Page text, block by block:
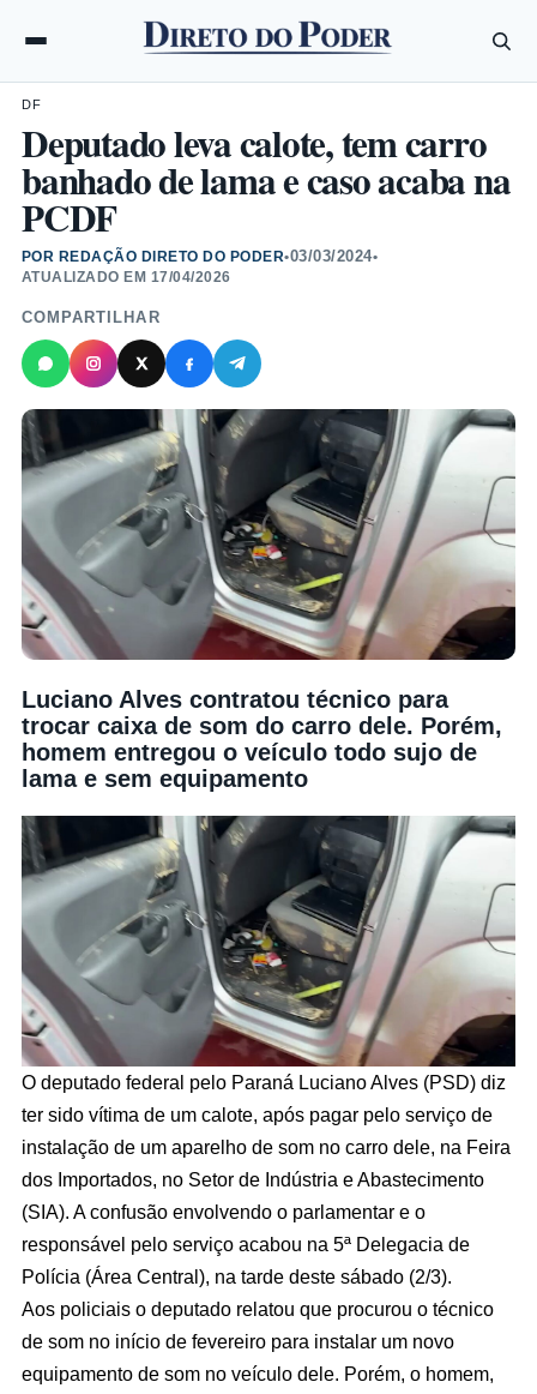
DF
Deputado leva calote, tem carro
banhado de lama e caso acaba na
PCDF
POR REDAÇÃO DIRETO DO PODER•03/03/2024•
ATUALIZADO EM 17/04/2026
COMPARTILHAR
Luciano Alves contratou técnico para
trocar caixa de som do carro dele. Porém,
homem entregou o veículo todo sujo de
lama e sem equipamento
O deputado federal pelo Paraná Luciano Alves (PSD) diz
ter sido vítima de um calote, após pagar pelo serviço de
instalação de um aparelho de som no carro dele, na Feira
dos Importados, no Setor de Indústria e Abastecimento
(SIA). A confusão envolvendo o parlamentar e o
responsável pelo serviço acabou na 5ª Delegacia de
Polícia (Área Central), na tarde deste sábado (2/3).
Aos policiais o deputado relatou que procurou o técnico
de som no início de fevereiro para instalar um novo
equipamento de som no veículo dele. Porém, o homem,